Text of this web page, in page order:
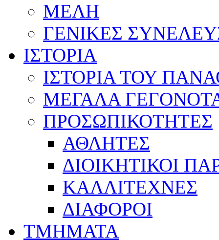
ΜΕΛΗ
ΓΕΝΙΚΕΣ
ΙΣΤΟΡΙΑ
ΙΣΤΟΡΙΑ ΤΟΥ
ΜΕΓΑΛΑ
ΠΡΟΣΩΠΙΚΟΤΗΤΕΣ
ΑΘΛΗΤΕΣ
ΔΙΟΙΚΗΤΙΚΟΙ
ΚΑΛΛΙΤΕΧΝΕΣ
ΔΙΑΦΟΡΟΙ
ΤΜΗΜΑΤΑ